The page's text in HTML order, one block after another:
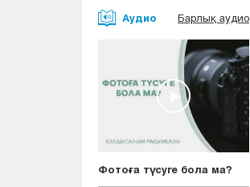
Аудио Барлық аудио
Фотоға түсуге бола ма?